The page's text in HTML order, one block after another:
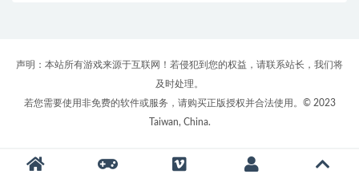
声明：本站所有游戏来源于互联网！若侵犯到您的权益，请联系站长，我们将
及时处理。
若您需要使用非免费的软件或服务，请购买正版授权并合法使用。© 2023
Taiwan, China.